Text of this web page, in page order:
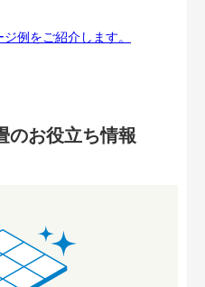
例をご紹介します。
のお役立ち情報